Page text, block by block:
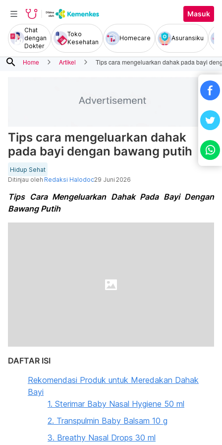
Masuk
Chat
dengan
Dokter
Toko
Kesehatan
Homecare Asuransiku
search Home Artikel Tips cara mengeluarkan dahak pada bayi
Tips cara mengeluarkan dahak
pada bayi dengan bawang putih
Hidup Sehat
Ditinjau oleh Redaksi Halodoc29 Juni 2026
Tips Cara Mengeluarkan Dahak Pada Bayi Dengan
Bawang Putih
DAFTAR ISI
Rekomendasi Produk untuk Meredakan Dahak
Bayi
1. Sterimar Baby Nasal Hygiene 50 ml
2. Transpulmin Baby Balsam 10 g
3. Breathy Nasal Drops 30 ml